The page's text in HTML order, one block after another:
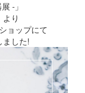
-」
より
ョップにて
ました!